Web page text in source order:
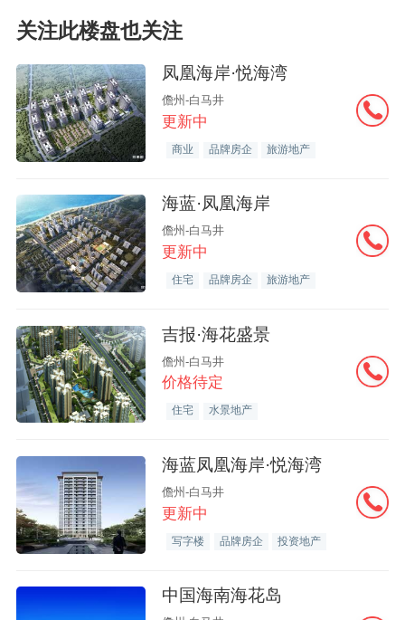
关注此楼盘也关注
凤凰海岸·悦海湾
儋州-白马井
更新中
商业 品牌房企 旅游地产
海蓝·凤凰海岸
儋州-白马井
更新中
住宅 品牌房企 旅游地产
吉报·海花盛景
儋州-白马井
价格待定
住宅 水景地产
海蓝凤凰海岸·悦海湾
儋州-白马井
更新中
写字楼 品牌房企 投资地产
中国海南海花岛